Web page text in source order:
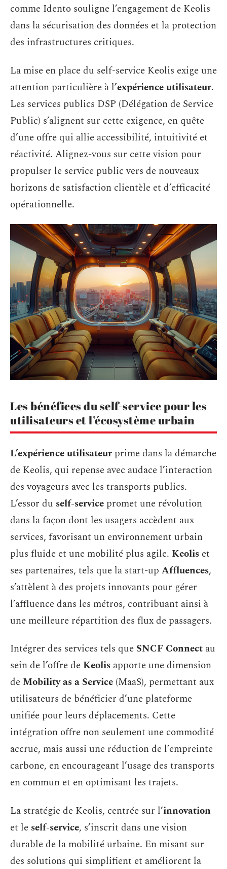
comme Idento souligne l’engagement de Keolis
dans la sécurisation des données et la protection
des infrastructures critiques.
La mise en place du self-service Keolis exige une
attention particulière à l’expérience utilisateur.
Les services publics DSP (Délégation de Service
Public) s’alignent sur cette exigence, en quête
d’une offre qui allie accessibilité, intuitivité et
réactivité. Alignez-vous sur cette vision pour
propulser le service public vers de nouveaux
horizons de satisfaction clientèle et d’efficacité
opérationnelle.
Les bénéfices du self-service pour les
utilisateurs et l’écosystème urbain
L’expérience utilisateur prime dans la démarche
de Keolis, qui repense avec audace l’interaction
des voyageurs avec les transports publics.
L’essor du self-service promet une révolution
dans la façon dont les usagers accèdent aux
services, favorisant un environnement urbain
plus fluide et une mobilité plus agile. Keolis et
ses partenaires, tels que la start-up Affluences,
s’attèlent à des projets innovants pour gérer
l’affluence dans les métros, contribuant ainsi à
une meilleure répartition des flux de passagers.
Intégrer des services tels que SNCF Connect au
sein de l’offre de Keolis apporte une dimension
de Mobility as a Service (MaaS), permettant aux
utilisateurs de bénéficier d’une plateforme
unifiée pour leurs déplacements. Cette
intégration offre non seulement une commodité
accrue, mais aussi une réduction de l’empreinte
carbone, en encourageant l’usage des transports
en commun et en optimisant les trajets.
La stratégie de Keolis, centrée sur l’innovation
et le self-service, s’inscrit dans une vision
durable de la mobilité urbaine. En misant sur
des solutions qui simplifient et améliorent la